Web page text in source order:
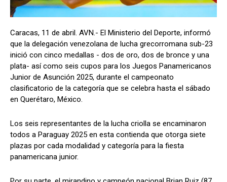
Caracas, 11 de abril. AVN.- El Ministerio del Deporte, informó
que la delegación venezolana de lucha grecorromana sub-23
inició con cinco medallas - dos de oro, dos de bronce y una
plata- así como seis cupos para los Juegos Panamericanos
Junior de Asunción 2025, durante el campeonato
clasificatorio de la categoría que se celebra hasta el sábado
en Querétaro, México.
Los seis representantes de la lucha criolla se encaminaron
todos a Paraguay 2025 en esta contienda que otorga siete
plazas por cada modalidad y categoría para la fiesta
panamericana junior.